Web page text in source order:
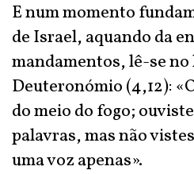
E num momento
de Israel, aquando da
mandamentos, lê-se
Deuteronómio (4,12):
do meio do fogo;
palavras, mas não
uma voz apenas».